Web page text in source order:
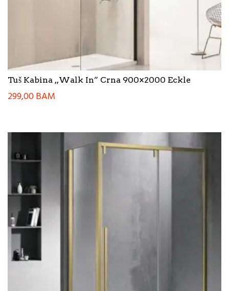
Tuš Kabina ,,Walk In” Crna 900×2000 Eckle
299,00BAM